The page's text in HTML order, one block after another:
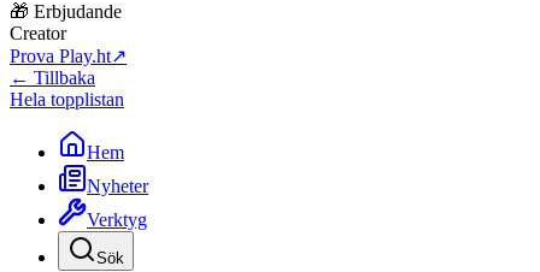
🎁 Erbjudande
Creator
Prova Play.ht↗
← Tillbaka
Hela topplistan
Hem
Nyheter
Verktyg
Sök